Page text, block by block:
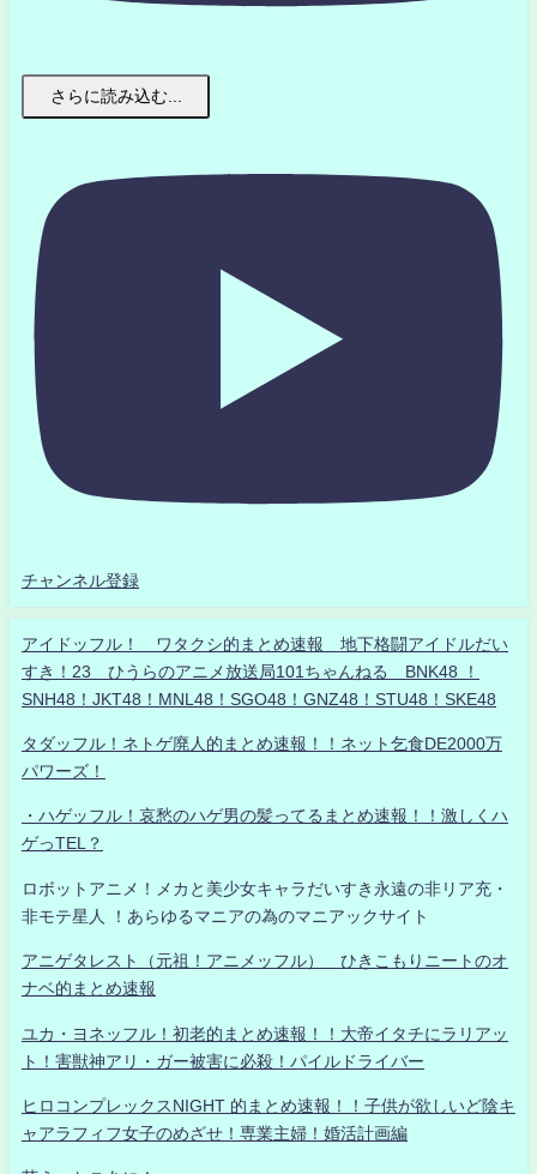
さらに読み込む...
チャンネル登録
アイドッフル！ ワタクシ的まとめ速報 地下格闘アイドルだい
すき！23 ひうらのアニメ放送局101ちゃんねる BNK48 ！
SNH48！JKT48！MNL48！SGO48！GNZ48！STU48！SKE48
タダッフル！ネトゲ廃人的まとめ速報！！ネット乞食DE2000万
パワーズ！
・ハゲッフル！哀愁のハゲ男の髪ってるまとめ速報！！激しくハ
ゲっTEL？
ロボットアニメ！メカと美少女キャラだいすき永遠の非リア充・
非モテ星人 ！あらゆるマニアの為のマニアックサイト
アニゲタレスト（元祖！アニメッフル） ひきこもりニートのオ
ナベ的まとめ速報
ユカ・ヨネッフル！初老的まとめ速報！！大帝イタチにラリアッ
ト！害獣神アリ・ガー被害に必殺！パイルドライバー
ヒロコンプレックスNIGHT 的まとめ速報！！子供が欲しいど陰キ
ャアラフィフ女子のめざせ！専業主婦！婚活計画編